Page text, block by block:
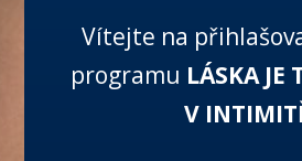
Vítejte na
programu LÁSKA JE
V